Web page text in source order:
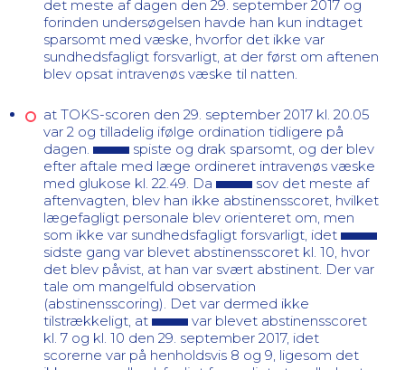
det meste af dagen den 29. september 2017 og
forinden undersøgelsen havde han kun indtaget
sparsomt med væske, hvorfor det ikke var
sundhedsfagligt forsvarligt, at der først om aftenen
blev opsat intravenøs væske til natten.
at TOKS-scoren den 29. september 2017 kl. 20.05
var 2 og tilladelig ifølge ordination tidligere på
dagen.
spiste og drak sparsomt, og der blev
efter aftale med læge ordineret intravenøs væske
med glukose kl. 22.49. Da
sov det meste af
aftenvagten, blev han ikke abstinensscoret, hvilket
lægefagligt personale blev orienteret om, men
som ikke var sundhedsfagligt forsvarligt, idet
sidste gang var blevet abstinensscoret kl. 10, hvor
det blev påvist, at han var svært abstinent. Der var
tale om mangelfuld observation
(abstinensscoring). Det var dermed ikke
tilstrækkeligt, at
var blevet abstinensscoret
kl. 7 og kl. 10 den 29. september 2017, idet
scorerne var på henholdsvis 8 og 9, ligesom det